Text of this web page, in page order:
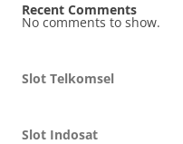
Recent Comments
No comments to show.
Slot Telkomsel
Slot Indosat